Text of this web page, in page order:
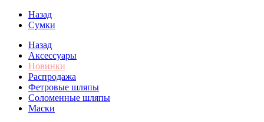
Назад
Сумки
Назад
Аксессуары
Новинки
Распродажа
Фетровые шляпы
Соломенные шляпы
Маски